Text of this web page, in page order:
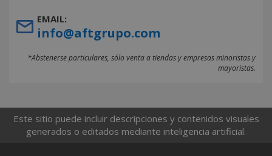
EMAIL:
info@aftgrupo.com
*Abstenerse particulares, sólo venta a tiendas y empresas minoristas y
mayoristas.
Este sitio puede incluir descripciones y contenidos visuales
generados o editados mediante inteligencia artificial.